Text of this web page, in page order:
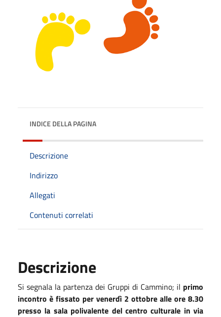
INDICE DELLA PAGINA
Descrizione
Indirizzo
Allegati
Contenuti correlati
Descrizione
Si segnala la partenza dei Gruppi di Cammino; il primo
incontro è fissato per venerdì 2 ottobre alle ore 8.30
presso la sala polivalente del centro culturale in via